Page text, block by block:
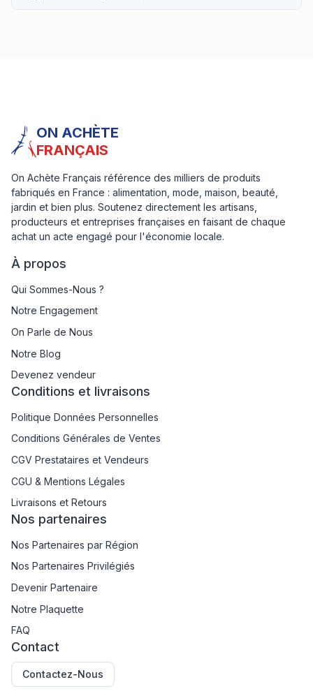
ON ACHÈTE
FRANÇAIS
On Achète Français référence des milliers de produits
fabriqués en France : alimentation, mode, maison, beauté,
jardin et bien plus. Soutenez directement les artisans,
producteurs et entreprises françaises en faisant de chaque
achat un acte engagé pour l'économie locale.
À propos
Qui Sommes-Nous ?
Notre Engagement
On Parle de Nous
Notre Blog
Devenez vendeur
Conditions et livraisons
Politique Données Personnelles
Conditions Générales de Ventes
CGV Prestataires et Vendeurs
CGU & Mentions Légales
Livraisons et Retours
Nos partenaires
Nos Partenaires par Région
Nos Partenaires Privilégiés
Devenir Partenaire
Notre Plaquette
FAQ
Contact
Contactez-Nous